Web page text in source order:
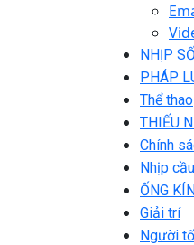
NHỊP
PHÁP
Thể thao
THIẾU
Chính
Nhịp
ỐNG
Giải trí
Người